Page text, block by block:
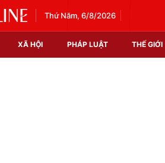
Thứ Năm, 6/8/2026
XÃ HỘI PHÁP LUẬT THẾ GIỚI